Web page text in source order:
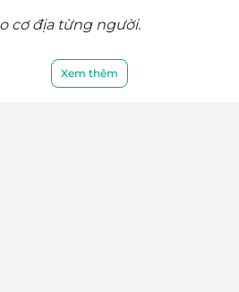
cơ địa từng người.
vùng đó kỹ và cẩn thận hơn)
vai gáy đằng trước 10 phút và
cơ địa từng người.
Xem thêm